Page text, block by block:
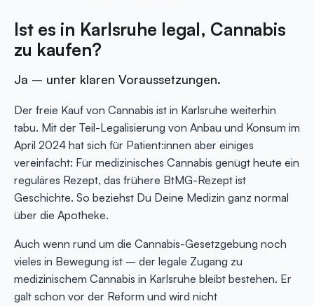
Ist es in Karlsruhe legal, Cannabis
zu kaufen?
Ja – unter klaren Voraussetzungen.
Der freie Kauf von Cannabis ist in Karlsruhe weiterhin
tabu. Mit der Teil-Legalisierung von Anbau und Konsum im
April 2024 hat sich für Patient:innen aber einiges
vereinfacht: Für medizinisches Cannabis genügt heute ein
reguläres Rezept, das frühere BtMG-Rezept ist
Geschichte. So beziehst Du Deine Medizin ganz normal
über die Apotheke.
Auch wenn rund um die Cannabis-Gesetzgebung noch
vieles in Bewegung ist – der legale Zugang zu
medizinischem Cannabis in Karlsruhe bleibt bestehen. Er
galt schon vor der Reform und wird nicht